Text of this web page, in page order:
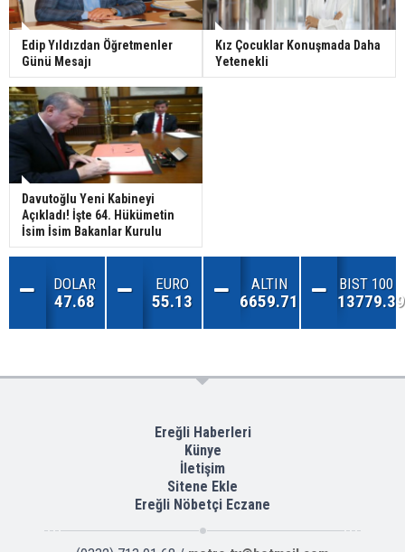
Edip Yıldızdan Öğretmenler
Günü Mesajı
Kız Çocuklar Konuşmada Daha
Yetenekli
Davutoğlu Yeni Kabineyi
Açıkladı! İşte 64. Hükümetin
İsim İsim Bakanlar Kurulu
DOLAR
47.68
EURO
55.13
ALTIN
6659.71
BIST 100
13779.39
Ereğli Haberleri
Künye
İletişim
Sitene Ekle
Ereğli Nöbetçi Eczane